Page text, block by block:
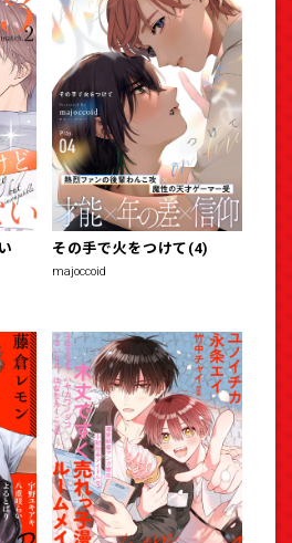
その手で火をつけて(4)
majoccoid